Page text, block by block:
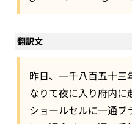
翻訳文
昨日、一千八百五十
なりて夜に入り府内に
ショールセルに一通ブ